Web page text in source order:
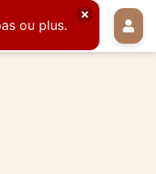
ou plus.